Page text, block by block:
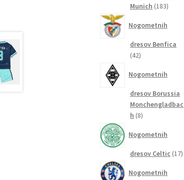
Munich 183183
Nogometnih
dresov Benfica
4242
Nogometnih
dresov Borussia
Monchengladbac
h 88
Nogometnih
dresov Celtic 1717
Nogometnih